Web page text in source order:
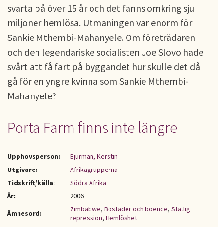
svarta på över 15 år och det fanns omkring sju
miljoner hemlösa. Utmaningen var enorm för
Sankie Mthembi-Mahanyele. Om företrädaren
och den legendariske socialisten Joe Slovo hade
svårt att få fart på byggandet hur skulle det då
gå för en yngre kvinna som Sankie Mthembi-
Mahanyele?
Porta Farm finns inte längre
Upphovsperson:
Bjurman, Kerstin
Utgivare:
Afrikagrupperna
Tidskrift/källa:
Södra Afrika
År:
2006
Ämnesord:
Zimbabwe, Bostäder och boende, Statlig
repression, Hemlöshet